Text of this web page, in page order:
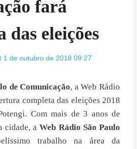
fará
das eleições
1 de outubro de 2018 09:27
de Comunicação, a Web Rádio
completa das eleições 2018
Com mais de 3 anos de
cidade, aWeb Rádio São Paulo
trabalho na área da